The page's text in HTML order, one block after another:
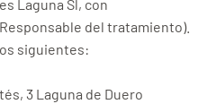
Laguna Sl, con
del tratamiento).
siguientes:
3 Laguna de Duero